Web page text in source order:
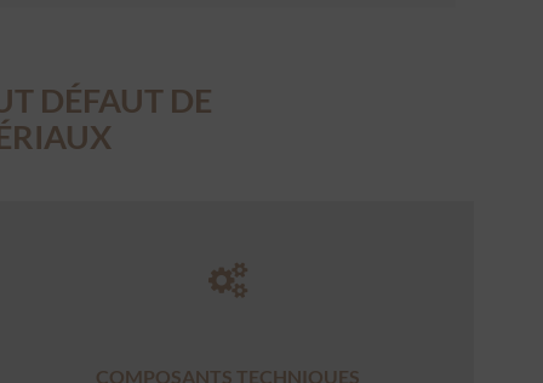
DÉFAUT DE
COMPOSANTS TECHNIQUES